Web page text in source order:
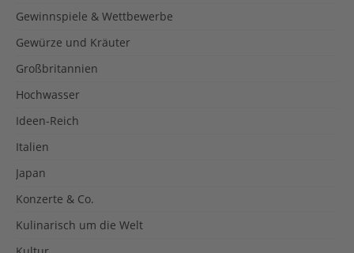
Gewinnspiele & Wettbewerbe
Gewürze und Kräuter
Großbritannien
Hochwasser
Ideen-Reich
Italien
Japan
Konzerte & Co.
Kulinarisch um die Welt